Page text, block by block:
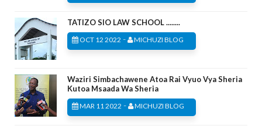
TATIZO SIO LAW SCHOOL ........
OCT 12 2022 - MICHUZI BLOG
Waziri Simbachawene Atoa Rai Vyuo Vya Sheria
Kutoa Msaada Wa Sheria
MAR 11 2022 - MICHUZI BLOG